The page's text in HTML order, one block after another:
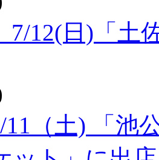
7/12(日)「土
11（土) 「池